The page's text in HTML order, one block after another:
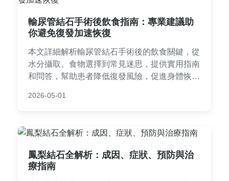
輸尿管結石手術後飲食指南：專業建議助
你避免復發加速恢復
本文詳細解析輸尿管結石手術後的飲食關鍵，從
水分攝取、食物選擇到常見迷思，提供實用指南
和問答，幫助患者降低復發風險，促進身體恢
患者參考。
2026-05-01
鳳梨結石全解析：成因、症狀、預防與治
療指南